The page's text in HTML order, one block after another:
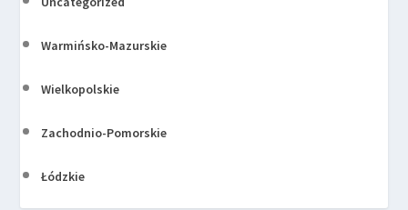
Warmińsko-Mazurskie
Wielkopolskie
Zachodnio-Pomorskie
Łódzkie